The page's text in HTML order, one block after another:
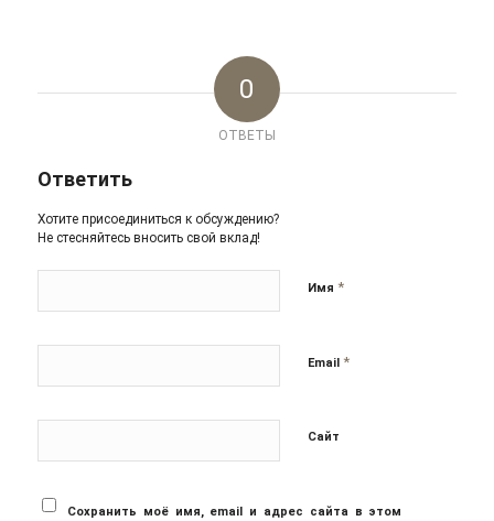
0
ОТВЕТЫ
Ответить
Хотите присоединиться к обсуждению?
Не стесняйтесь вносить свой вклад!
Имя *
Email *
Сайт
Сохранить моё имя, email и адрес сайта в этом